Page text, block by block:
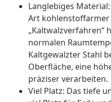
Langlebiges
Art kohlenstoffarmer
„Kaltwalzverfahren“
normalen
Kaltgewalzter Stahl
Oberfläche, eine
präziser verarbeiten.
Viel Platz: Das tiefe